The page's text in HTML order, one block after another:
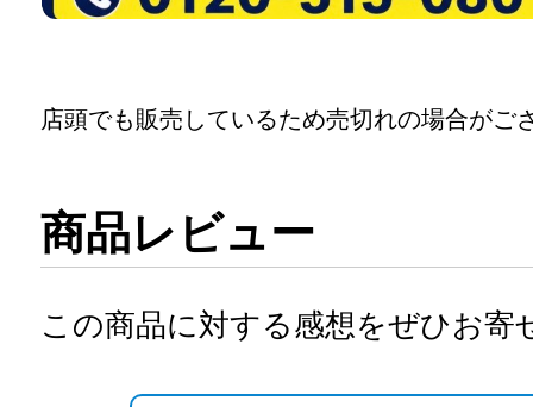
店頭でも販売しているため売切れの場合がご
商品レビュー
この商品に対する感想をぜひお寄